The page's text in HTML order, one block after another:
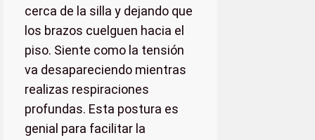
cerca de la silla y dejando que
los brazos cuelguen hacia el
piso. Siente como la tensión
va desapareciendo mientras
realizas respiraciones
profundas. Esta postura es
genial para facilitar la